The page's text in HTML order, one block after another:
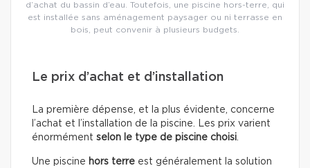
d’achat du bassin d’eau. Toutefois, une piscine hors-terre, qui
est installée sans aménagement paysager ou ni terrasse en
bois, peut convenir à plusieurs budgets.
Le prix d’achat et d’installation
La première dépense, et la plus évidente, concerne
l’achat et l’installation de la piscine. Les prix varient
énormément selon le type de piscine choisi.
Une piscine hors terre est généralement la solution